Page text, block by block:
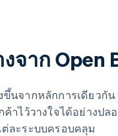
จาก Open
ขึ้นจากหลักการเดียวกั
าไว้วางใจได้อย่างป
ละระบบครอบคลุม